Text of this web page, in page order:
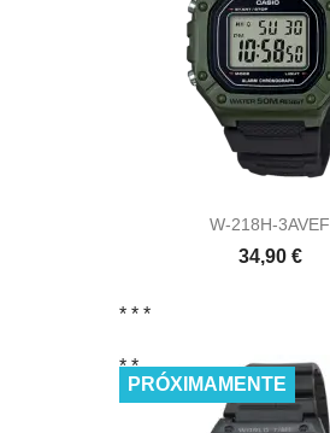
W-218H-3AVEF
34,90 €
* * *
* *
PRÓXIMAMENTE